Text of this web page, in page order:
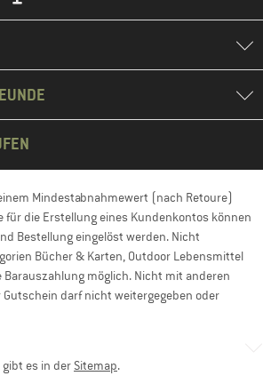
Mindestabnahmewert (nach Retoure)
für die Erstellung eines Kundenkontos können
Bestellung eingelöst werden. Nicht
Bücher & Karten, Outdoor Lebensmittel
Barauszahlung möglich. Nicht mit anderen
Gutschein darf nicht weitergegeben oder
es in der Sitemap.